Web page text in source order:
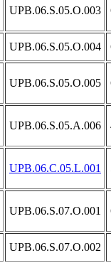
UPB.06.S.05.O.003
UPB.06.S.05.O.004
UPB.06.S.05.O.005
UPB.06.S.05.A.006
UPB.06.C.05.L.001
UPB.06.S.07.O.001
UPB.06.S.07.O.002